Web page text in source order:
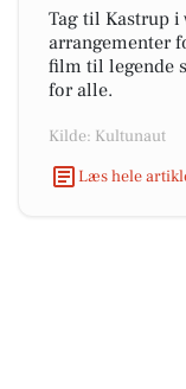
Tag til Kastrup i
arrangementer
film til legende
for alle.
Kilde: Kultunaut
Læs hele